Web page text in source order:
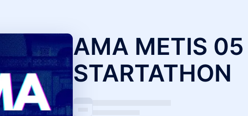
AMA METIS
STARTATHON